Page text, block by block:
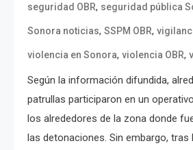
seguridad OBR, seguridad pública
Sonora noticias, SSPM OBR,
violencia en Sonora, violencia OBR,
Según la información difundida,
patrullas participaron en un
los alrededores de la zona donde
las detonaciones. Sin embargo,